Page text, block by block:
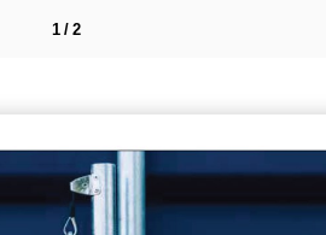
1 / 2